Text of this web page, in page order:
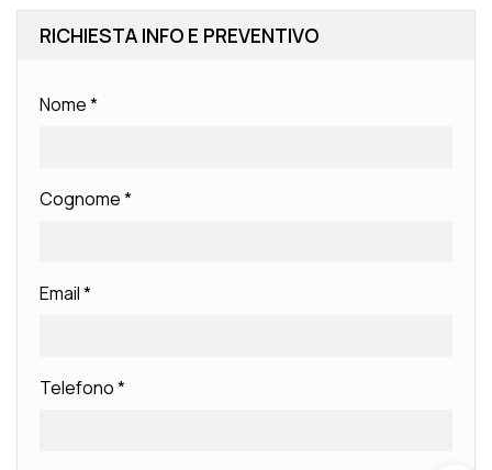
RICHIESTA INFO E PREVENTIVO
Nome*
Cognome*
Email*
Telefono*